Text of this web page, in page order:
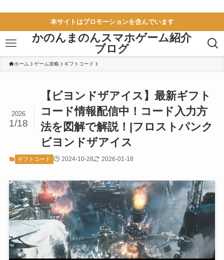
本サイトはプロモーションを含んでいます
かのんまのんスマホゲーム紹介
ブログ
ホーム ゲーム攻略 ギフトコード
【ビヨンドザアイス】最新ギフト
コード情報配信中！コード入力方
法を図解で解説！|フロストパンク
ビヨンドザアイス
2026
1/18
ギフトコード 2024-10-28 2026-01-18